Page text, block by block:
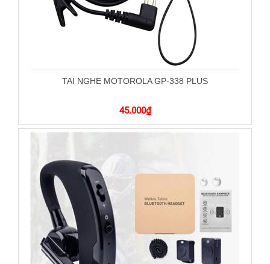
TAI NGHE MOTOROLA GP-338 PLUS
45.000₫